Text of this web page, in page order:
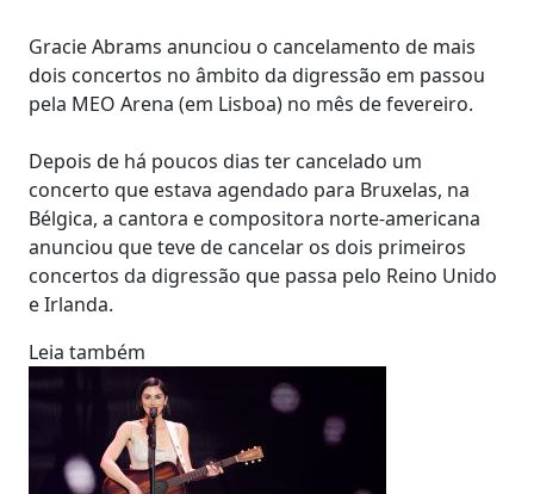
Gracie Abrams anunciou o cancelamento de mais
dois concertos no âmbito da digressão em passou
pela MEO Arena (em Lisboa) no mês de fevereiro.
Depois de há poucos dias ter cancelado um
concerto que estava agendado para Bruxelas, na
Bélgica, a cantora e compositora norte-americana
anunciou que teve de cancelar os dois primeiros
concertos da digressão que passa pelo Reino Unido
e Irlanda.
Leia também